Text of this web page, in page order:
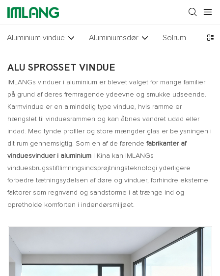
Aluminium vindue Aluminiumsdør Solrum
ALU SPROSSET VINDUE
IMLANGs vinduer i aluminium er blevet valget for mange familier
på grund af deres fremragende ydeevne og smukke udseende.
Karmvindue er en almindelig type vindue, hvis ramme er
hængslet til vinduesrammen og kan åbnes vandret udad eller
indad. Med tynde profiler og store mængder glas er belysningen i
dit rum gennemsigtig. Som en af ​​de førende fabrikanter af
vinduesvinduer i aluminium I Kina kan IMLANGs
vinduesbrugsstiftlimningsindsprøjtningsteknologi yderligere
forbedre tætningsydelsen af ​​døre og vinduer, forhindre eksterne
faktorer som regnvand og sandstorme i at trænge ind og
opretholde komforten i indendørsmiljøet.